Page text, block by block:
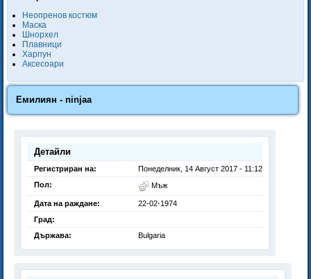
Неопренов костюм
Маска
Шнорхел
Плавници
Харпун
Аксесоари
Емилиян - ninjaa
Детайли
Регистриран на:
Понеделник, 14 Август 2017 - 11:12
Пол:
Мъж
Дата на раждане:
22-02-1974
Град:
Държава:
Bulgaria